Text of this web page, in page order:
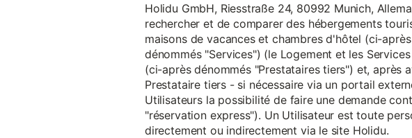
Holidu GmbH, Riesstraße 24, 80992 Munich,
rechercher et de comparer des hébergements
maisons de vacances et chambres d'hôtel (ci-
dénommés "Services") (le Logement et les
(ci-après dénommés "Prestataires tiers") et, après
Prestataire tiers - si nécessaire via un portail
Utilisateurs la possibilité de faire une demande
"réservation express"). Un Utilisateur est toute
directement ou indirectement via le site Holidu.